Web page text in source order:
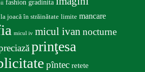
fashion gradinita
la joacă în străinătate limite mancare
micul iv micul ivan nocturne
prinţesa
pîntec retete